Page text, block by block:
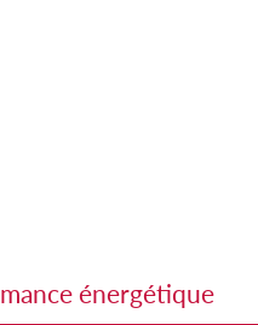
énergétique